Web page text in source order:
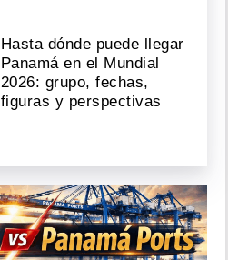
Hasta dónde puede llegar
Panamá en el Mundial
2026: grupo, fechas,
figuras y perspectivas